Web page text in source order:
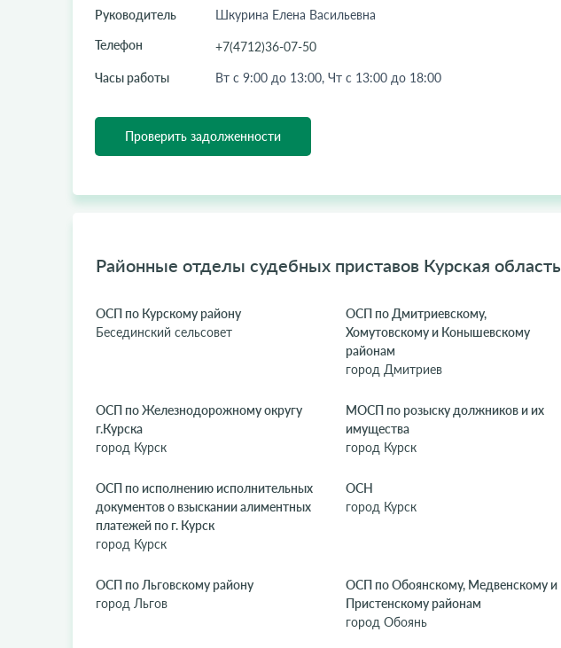
Руководитель
Шкурина Елена Васильевна
Телефон
+7(4712)36-07-50
Часы работы Вт с 9:00 до 13:00, Чт с 13:00 до 18:00
Проверить задолженности
Районные отделы судебных приставов Курская область
ОСП по Курскому району
Бесединский сельсовет
ОСП по Дмитриевскому,
Хомутовскому и Конышевскому
районам
город Дмитриев
ОСП по Железнодорожному округу
г.Курска
город Курск
МОСП по розыску должников и их
имущества
город Курск
ОСП по исполнению исполнительных
документов о взыскании алиментных
платежей по г. Курск
город Курск
ОСН
город Курск
ОСП по Льговскому району
город Льгов
ОСП по Обоянскому, Медвенскому и
Пристенскому районам
город Обоянь